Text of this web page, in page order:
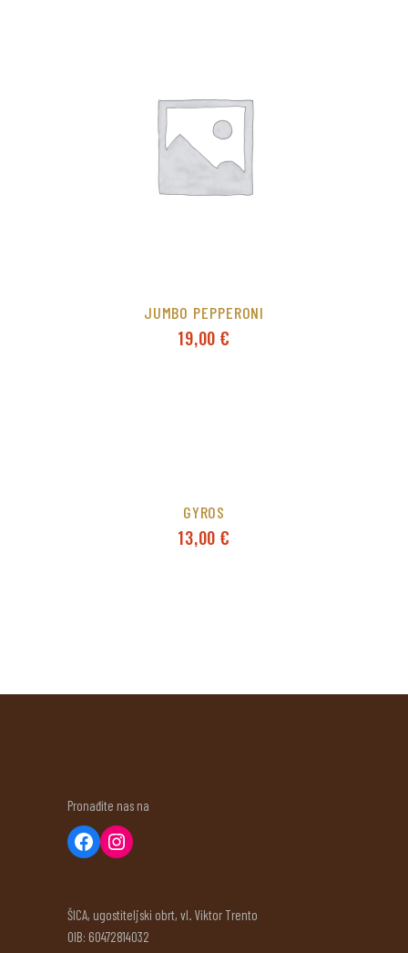
JUMBO PEPPERONI
19,00€
GYROS
13,00€
Pronađite nas na
ŠICA, ugostiteljski obrt, vl. Viktor Trento
OIB: 60472814032